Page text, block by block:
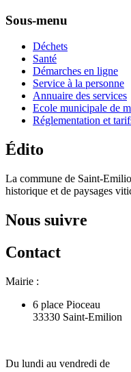
Sous-menu
Déchets
Santé
Démarches en ligne
Service à la personne
Annuaire des services
Ecole municipale de
Réglementation et
Édito
La commune de Saint-
historique et de paysages
Nous suivre
Contact
Mairie :
6 place Pioceau
33330 Saint-Emilion
Du lundi au vendredi de